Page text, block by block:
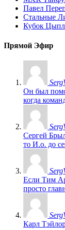
Павел
Стальные
Кубок
Прямой Эфир
Он был
когда
Сергей
то И.о. до
Если Тим
просто
Карл